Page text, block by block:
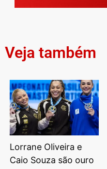
Veja também
Lorrane Oliveira e
Caio Souza são ouro